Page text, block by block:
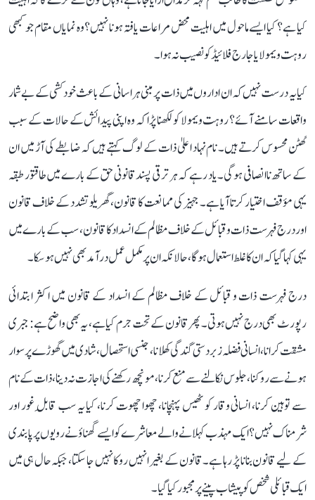
کیا ہے؟ کیا ایسے ماحول میں اہلیت محض مراعات یافتہ ہونا نہیں؟ وہ نمایاں مقام جو کبھی
روہت ویمولا یا جارج فلائیڈ کو نصیب نہ ہوا۔
کیا یہ درست نہیں کہ ان اداروں میں ذات پر مبنی ہراسانی کے باعث خودکشی کے بے شمار
واقعات سامنے آئے؟ روہت ویمولا کو لکھنا پڑا کہ وہ اپنی پیدائش کے حالات کے سبب
گھٹن محسوس کرتے ہیں۔ نام نہاد اعلیٰ ذات کے لوگ کہتے ہیں کہ ضابطے کی آڑ میں ان
کے ساتھ ناانصافی ہوگی۔ یاد رہے کہ ہر ترقی پسند قانونی حق کے بارے میں طاقتور طبقہ
یہی مؤقف اختیار کرتا آیا ہے۔ جہیز کی ممانعت کا قانون، گھریلو تشدد کے خلاف قانون
اور درج فہرست ذات و قبائل کے خلاف مظالم کے انسداد کا قانون، سب کے بارے میں
یہی کہا گیا کہ ان کا غلط استعمال ہوگا، حالانکہ ان پر مکمل عمل درآمد بھی نہیں ہو سکا۔
درج فہرست ذات و قبائل کے خلاف مظالم کے انسداد کے قانون میں اکثر ابتدائی
رپورٹ بھی درج نہیں ہوتی۔ پھر قانون کے تحت جرم کیا ہے، یہ بھی واضح ہے: جبری
مشقت کرانا، انسانی فضلہ زبردستی گندگی کھلانا، جنسی استحصال، شادی میں گھوڑے پر سوار
ہونے سے روکنا، جلوس نکالنے سے منع کرنا، مونچھ رکھنے کی اجازت نہ دینا، ذات کے نام
سے توہین کرنا، انسانی وقار کو ٹھیس پہنچانا، چھوا چھوت کرنا، کیا یہ سب قابلِ غور اور
شرمناک نہیں؟ ایک مہذب کہلانے والے معاشرے کو ایسے گھناؤنے رویوں پر پابندی
کے لیے قانون بنانا پڑ رہا ہے۔ قانون کے بغیر انہیں روکا نہیں جا سکتا، جبکہ حال ہی میں
ایک قبائلی شخص کو پیشاب پینے پر مجبور کیا گیا۔